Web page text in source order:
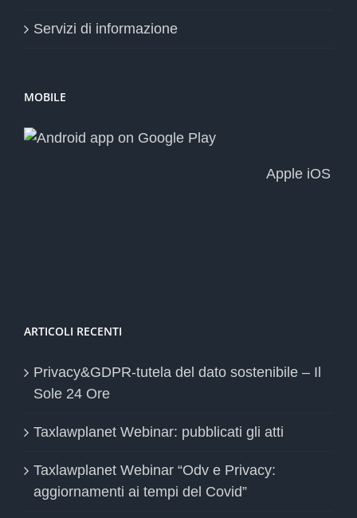
Servizi di informazione
MOBILE
Apple iOS
ARTICOLI RECENTI
Privacy&GDPR-tutela del dato sostenibile – Il
Sole 24 Ore
Taxlawplanet Webinar: pubblicati gli atti
Taxlawplanet Webinar “Odv e Privacy:
aggiornamenti ai tempi del Covid”